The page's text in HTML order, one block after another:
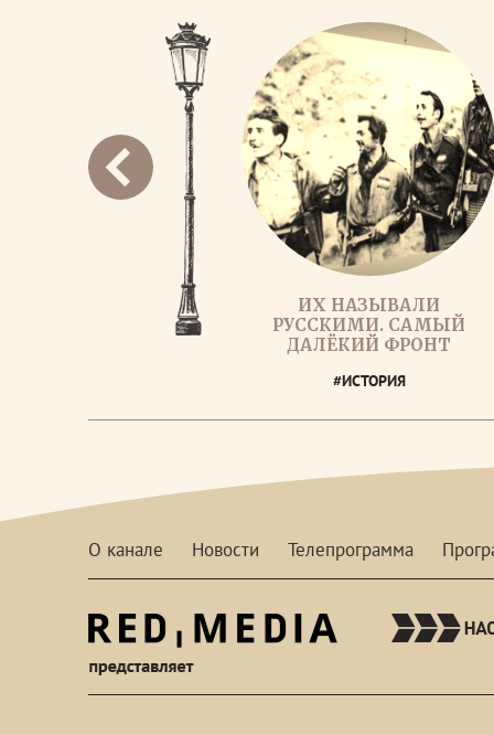
ИХ НАЗЫВАЛИ
РУССКИМИ. САМЫЙ
ДАЛЁКИЙ ФРОНТ
#ИСТОРИЯ
О канале Новости Телепрограмма